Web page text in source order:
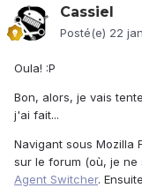
Cassiel
Posté(e) 22
Oula! :P
Bon, alors, je vais
j'ai fait...
Navigant sous Mozilla
sur le forum (où, je ne
Agent Switcher.